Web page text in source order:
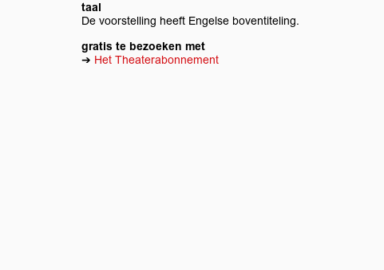
taal
De voorstelling heeft Engelse boventiteling.
gratis te bezoeken met
➔ Het Theaterabonnement